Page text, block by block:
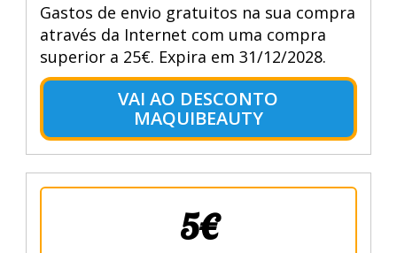
Gastos de envio gratuitos na sua compra
através da Internet com uma compra
superior a 25€. Expira em 31/12/2028.
VAI AO DESCONTO
MAQUIBEAUTY
5€